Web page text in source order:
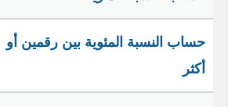
حساب النسبة المئوية بين رقمين أو
أكثر